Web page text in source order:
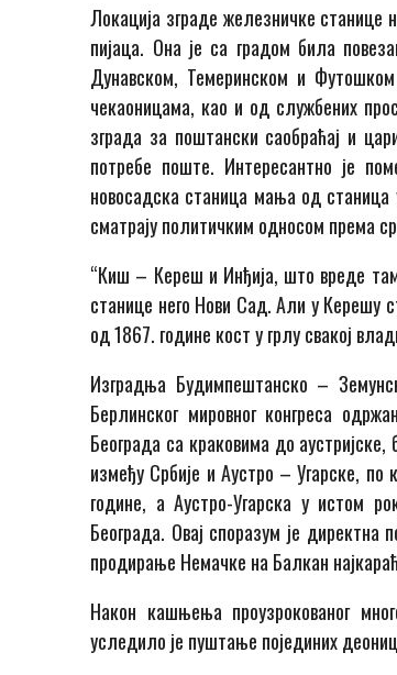
Локација зграде железничке станице
пијаца. Она је са градом била
Дунавском, Темеринском и
чекаоницама, као и од службених
зграда за поштански саобраћај и
потребе поште. Интересантно је
новосадска станица мања од
сматрају политичким односом према
“Киш – Кереш и Инђија, што вреде
станице него Нови Сад. Али у Керешу
од 1867. године кост у грлу свакој
Изградња Будимпештанско –
Берлинског мировног конгреса
Београда са краковима до
између Србије и Аустро – Угарске, по
године, а Аустро-Угарска у истом
Београда. Овај споразум је
продирање Немачке на Балкан
Након кашњења проузрокованог
уследило је пуштање појединих